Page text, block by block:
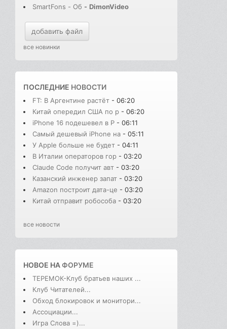
SmartFons - Об - DimonVideo
добавить файл
все новинки
ПОСЛЕДНИЕ НОВОСТИ
FT: В Аргентине растёт - 06:20
Китай опередил США по р - 06:20
iPhone 16 подешевел в Р - 06:11
Самый дешевый iPhone на - 05:11
У Apple больше не будет - 04:11
В Италии операторов гор - 03:20
Claude Code получит авт - 03:20
Казанский инженер запат - 03:20
Amazon построит дата-це - 03:20
Китай отправит робособа - 03:20
все новости
НОВОЕ НАФОРУМЕ
ТЕРЕМОК-Клуб братьев наших ...
Клуб Читателей...
Обход блокировок и монитори...
Ассоциации...
Игра Слова =)...